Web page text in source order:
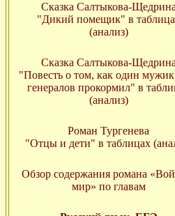
Сказка Салтыкова-Щедрина
"Дикий помещик" в
(анализ)
Сказка Салтыкова-Щедрина
"Повесть о том, как один мужик
генералов прокормил" в
(анализ)
Роман Тургенева
"Отцы и дети" в таблицах
Обзор содержания романа
мир» по главам